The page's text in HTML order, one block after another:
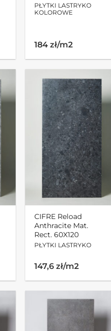
PŁYTKI LASTRYKO
KOLOROWE
184 zł/m2
CIFRE Reload
Anthracite Mat.
Rect. 60X120
PŁYTKI LASTRYKO
147,6 zł/m2